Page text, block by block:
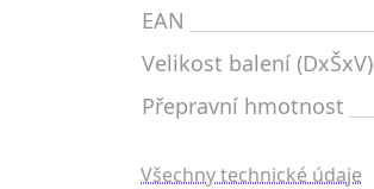
EAN
Velikost balení (DxŠxV)
Přepravní hmotnost
Všechny technické údaje